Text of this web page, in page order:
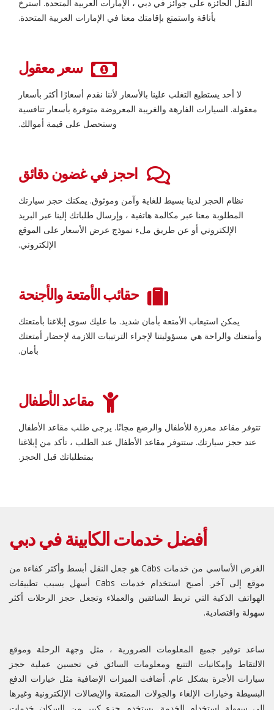
النقل الحائزة على جوائز في دبي ، الإمارات العربية المتحدة. استرخ
بأناقة واستمتع بإقامتك معنا في الإمارات العربية المتحدة.
سعر معقول
لا أحد يستطيع التغلب علينا بالأسعار لأننا نقدم أسعارًا أكثر بأسعار
معقولة. السيارات الفارهة والغريبة المعروضة متوفرة بأسعار تنافسية
وستحصل على قيمة أموالك.
احجز في غضون دقائق
نظام الحجز لدينا بسيط للغاية وآمن وموثوق. يمكنك حجز سيارتك
المطلوبة معنا عبر مكالمة هاتفية ، وإرسال طلباتك إلينا عبر البريد
الإلكتروني أو عن طريق ملء نموذج عرض الأسعار على الموقع
الإلكتروني.
حقائب الأمتعة والأجنحة
يمكن استيعاب الأمتعة بأمان شديد. ما عليك سوى إبلاغنا بأمتعتك
وأمتعتك والراحة هي مسؤوليتنا لإجراء الترتيبات اللازمة لإحضار أمتعتك
بأمان.
مقاعد الأطفال
تتوفر مقاعد معززة للأطفال والرضع مجانًا. يرجى طلب مقاعد الأطفال
عند حجز سيارتك. ستتوفر مقاعد الأطفال عند الطلب ، تأكد من إبلاغنا
بمتطلباتك قبل الحجز.
أفضل خدمات الكابينة في دبي
الغرض الأساسي من خدمات Cabs هو جعل النقل أبسط وأكثر كفاءة من
موقع إلى آخر. أصبح استخدام خدمات Cabs أسهل بسبب تطبيقات
الهواتف الذكية التي تربط السائقين والعملاء وتجعل حجز الرحلات أكثر
سهولة واقتصادية.
ساعد توفير جميع المعلومات الضرورية ، مثل وجهة الرحلة وموقع
الالتقاط وإمكانيات التتبع ومعلومات السائق في تحسين عملية حجز
سيارات الأجرة بشكل عام. أضافت الميزات الإضافية مثل خيارات الدفع
البسيطة وخيارات الإلغاء والجولات الممتعة والإيصالات الإلكترونية وغيرها